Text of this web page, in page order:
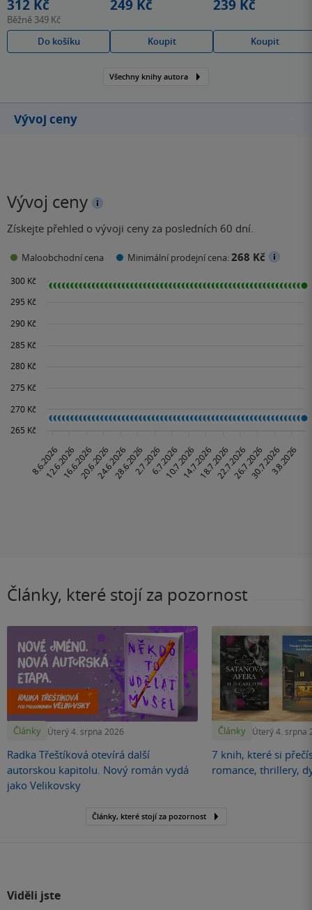
312 Kč
Běžně 349 Kč
Do košíku
249 Kč
Koupit
239 Kč
Koupit
Všechny knihy autora
Vývoj ceny
Vývoj ceny
Získejte přehled o vývoji ceny za posledních 60 dní.
Maloobchodní cena Minimální prodejní cena:268 Kč
Články, které stojí za pozornost
Články Úterý 4. srpna 2026
Radka Třeštíková otevírá další
autorskou kapitolu. Nový román vydá
jako Velikovsky
Články Úterý 4. srpna
7 knih, které si
romance, thrillery,
Články, které stojí za pozornost
Viděli jste